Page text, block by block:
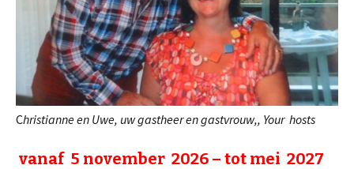
Christianne en Uwe, uw gastheer en gastvrouw,, Your hosts
vanaf 5 november 2026 – tot mei 2027